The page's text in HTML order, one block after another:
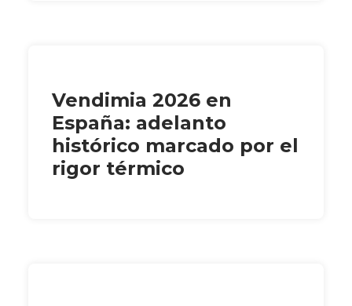
Vendimia 2026 en
España: adelanto
histórico marcado por el
rigor térmico